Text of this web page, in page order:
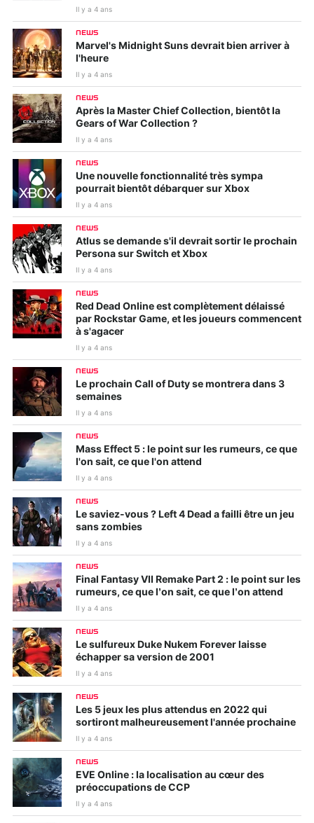
Il y a 4 ans
NEWS
Marvel's Midnight Suns devrait bien arriver à
l'heure
Il y a 4 ans
NEWS
Après la Master Chief Collection, bientôt la
Gears of War Collection ?
Il y a 4 ans
NEWS
Une nouvelle fonctionnalité très sympa
pourrait bientôt débarquer sur Xbox
Il y a 4 ans
NEWS
Atlus se demande s'il devrait sortir le prochain
Persona sur Switch et Xbox
Il y a 4 ans
NEWS
Red Dead Online est complètement délaissé
par Rockstar Game, et les joueurs commencent
à s'agacer
Il y a 4 ans
NEWS
Le prochain Call of Duty se montrera dans 3
semaines
Il y a 4 ans
NEWS
Mass Effect 5 : le point sur les rumeurs, ce que
l'on sait, ce que l'on attend
Il y a 4 ans
NEWS
Le saviez-vous ? Left 4 Dead a failli être un jeu
sans zombies
Il y a 4 ans
NEWS
Final Fantasy VII Remake Part 2 : le point sur les
rumeurs, ce que l’on sait, ce que l’on attend
Il y a 4 ans
NEWS
Le sulfureux Duke Nukem Forever laisse
échapper sa version de 2001
Il y a 4 ans
NEWS
Les 5 jeux les plus attendus en 2022 qui
sortiront malheureusement l'année prochaine
Il y a 4 ans
NEWS
EVE Online : la localisation au cœur des
préoccupations de CCP
Il y a 4 ans